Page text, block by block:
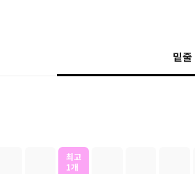
의 책이다. 알만한 사람들은 모두 나오기를
전지 산업에 대해 꼭 알아야 할 지식과 핵심
미래에 올 수밖에 없는 부에 투자해야 한다.
넘버원은 K 배터리 기업인 것일까. 배터리
밑줄
최고
1개